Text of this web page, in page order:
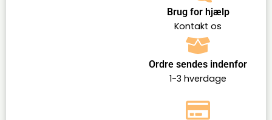
Brug for hjælp
Kontakt os
Ordre sendes indenfor
1-3 hverdage